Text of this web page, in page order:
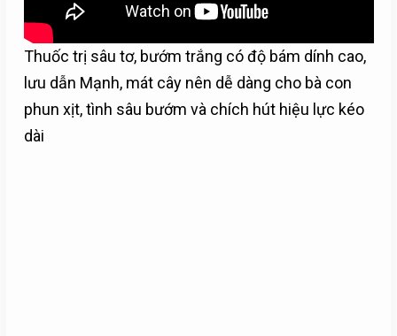
Thuốc trị sâu tơ, bướm trắng có độ bám dính cao,
lưu dẫn Mạnh, mát cây nên dễ dàng cho bà con
phun xịt, tình sâu bướm và chích hút hiệu lực kéo
dài